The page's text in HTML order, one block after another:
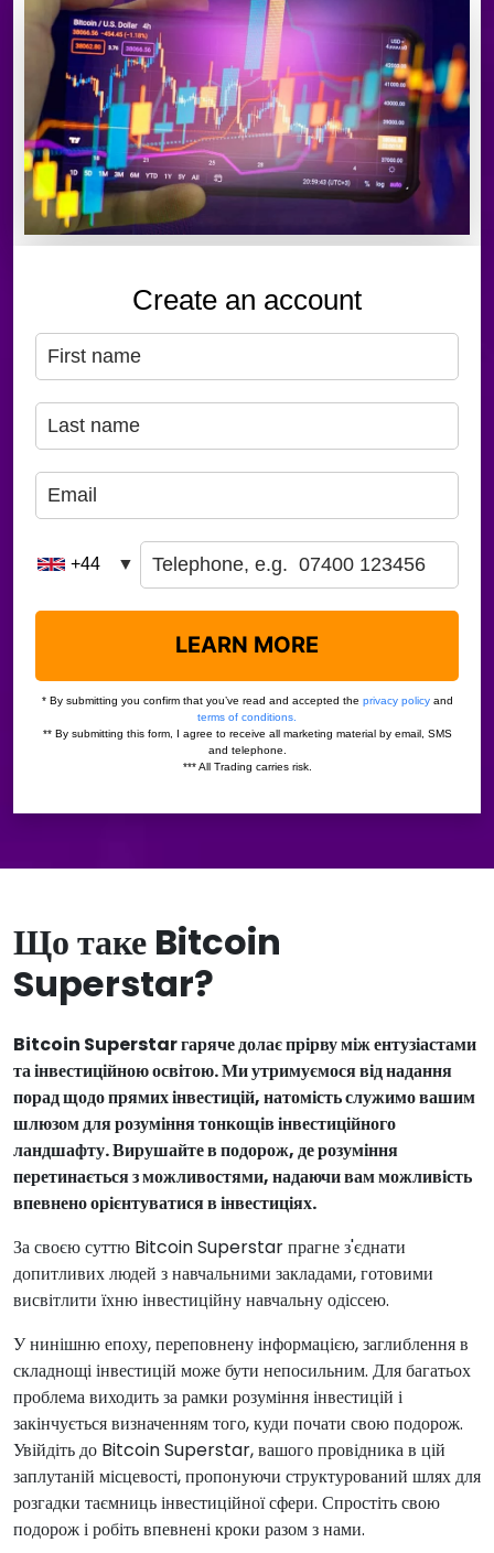
Що таке Bitcoin
Superstar?
Bitcoin Superstar гаряче долає прірву між ентузіастами
та інвестиційною освітою. Ми утримуємося від надання
порад щодо прямих інвестицій, натомість служимо вашим
шлюзом для розуміння тонкощів інвестиційного
ландшафту. Вирушайте в подорож, де розуміння
перетинається з можливостями, надаючи вам можливість
впевнено орієнтуватися в інвестиціях.
За своєю суттю Bitcoin Superstar прагне з'єднати
допитливих людей з навчальними закладами, готовими
висвітлити їхню інвестиційну навчальну одіссею.
У нинішню епоху, переповнену інформацією, заглиблення в
складнощі інвестицій може бути непосильним. Для багатьох
проблема виходить за рамки розуміння інвестицій і
закінчується визначенням того, куди почати свою подорож.
Увійдіть до Bitcoin Superstar, вашого провідника в цій
заплутаній місцевості, пропонуючи структурований шлях для
розгадки таємниць інвестиційної сфери. Спростіть свою
подорож і робіть впевнені кроки разом з нами.